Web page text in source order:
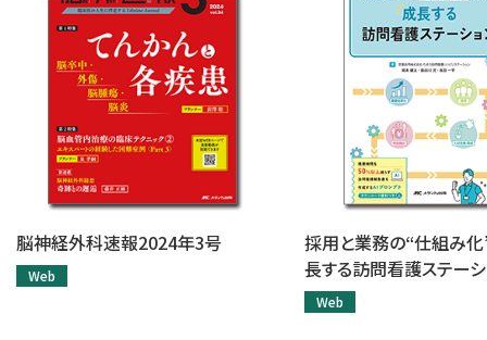
脳神経外科速報2024年3号
Web
採用と業務の“仕組み
長する訪問看護ステーシ
Web